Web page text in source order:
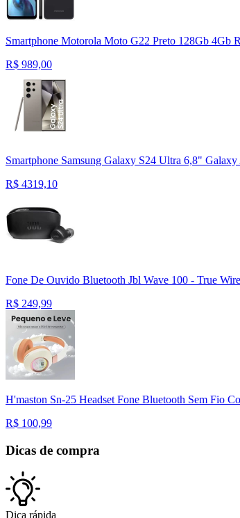
Smartphone Motorola Moto G22 Preto 128Gb 4Gb
R$ 989,00
Smartphone Samsung Galaxy S24 Ultra 6,8"
R$ 4319,10
Fone De Ouvido Bluetooth Jbl Wave 100 - True
R$ 249,99
H'maston Sn-25 Headset Fone Bluetooth Sem Fio
R$ 100,99
Dicas de compra
Dica rápida